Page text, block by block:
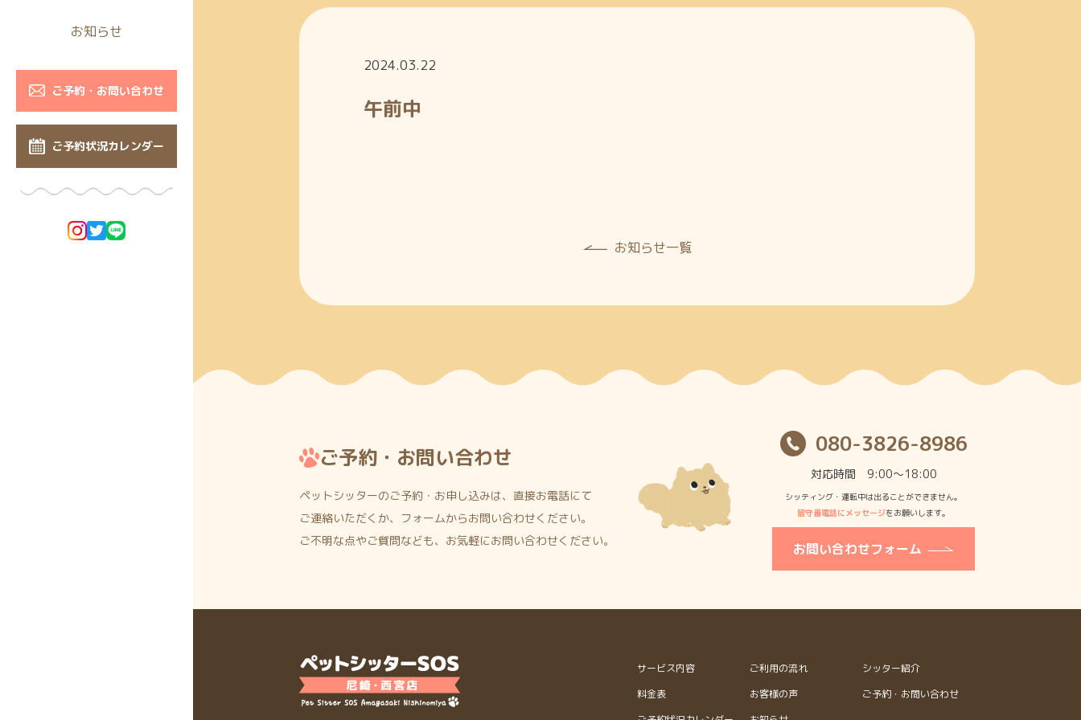
お知らせ
ご予約・お問い合わせ
ご予約状況カレンダー
2024.03.22
午前中
お知らせ一覧
ご予約・お問い合わせ
ペットシッターのご予約・お申し込みは、直接お電話にて
ご連絡いただくか、フォームからお問い合わせください。
ご不明な点やご質問なども、お気軽にお問い合わせください。
080-3826-8986
対応時間 9:00〜18:00
シッティング・運転中は出ることができません。
留守番電話にメッセージをお願いします。
お問い合わせフォーム
サービス内容 ご利用の流れ
シッター紹介
料金表
お客様の声
ご予約・お問い合わせ